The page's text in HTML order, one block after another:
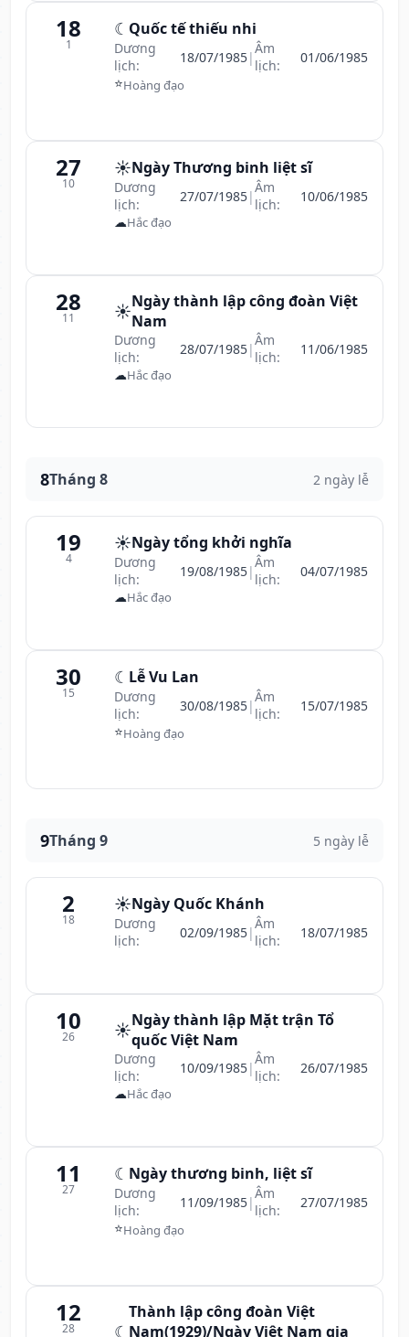
18
1
☾ Quốc tế thiếu nhi
Dương
lịch:
18/07/1985|Âm
lịch:
01/06/1985
⭐Hoàng đạo
27
10
☀️Ngày Thương binh liệt sĩ
Dương
lịch:
27/07/1985|Âm
lịch:
10/06/1985
☁Hắc đạo
28
11 ☀️Ngày thành lập công đoàn Việt
Nam
Dương
lịch:
28/07/1985|Âm
lịch:
11/06/1985
☁Hắc đạo
8Tháng 8 2 ngày lễ
19
4
☀️Ngày tổng khởi nghĩa
Dương
lịch:
19/08/1985|Âm
lịch:
04/07/1985
☁Hắc đạo
30
15
☾ Lễ Vu Lan
Dương
lịch:
30/08/1985|Âm
lịch:
15/07/1985
⭐Hoàng đạo
9Tháng 9 5 ngày lễ
2
18
☀️Ngày Quốc Khánh
Dương
lịch:
02/09/1985|Âm
lịch:
18/07/1985
10
26 ☀️Ngày thành lập Mặt trận Tổ
quốc Việt Nam
Dương
lịch:
10/09/1985|Âm
lịch:
26/07/1985
☁Hắc đạo
11
27
☾ Ngày thương binh, liệt sĩ
Dương
lịch:
11/09/1985|Âm
lịch:
27/07/1985
⭐Hoàng đạo
12
28 ☾
Thành lập công đoàn Việt
Nam(1929)/Ngày Việt Nam gia